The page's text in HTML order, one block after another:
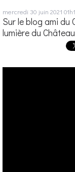
mercredi 30 juin 2021
Sur le blog ami du
lumière du